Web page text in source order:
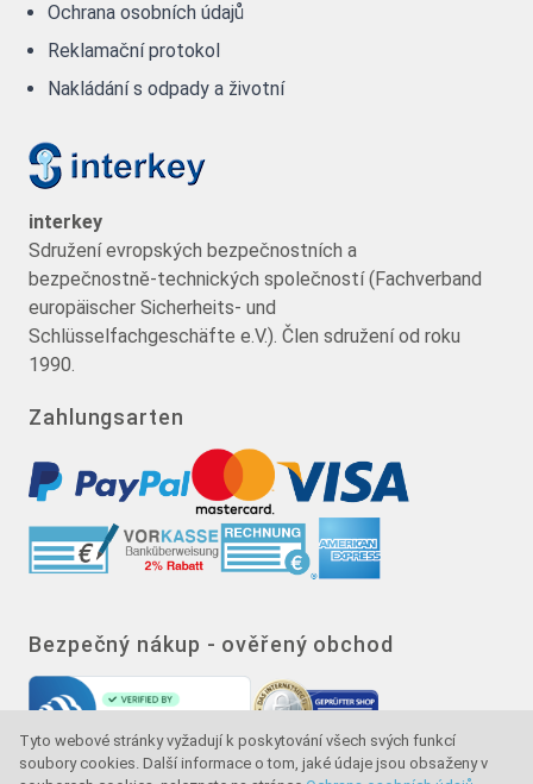
Tyto webové stránky vyžadují k poskytování všech svých funkcí
soubory cookies. Další informace o tom, jaké údaje jsou obsaženy v
Ochrana osobních údajů
Reklamační protokol
Nakládání s odpady a životní
interkey
Sdružení evropských bezpečnostních a
bezpečnostně-technických společností (Fachverband
europäischer Sicherheits- und
Schlüsselfachgeschäfte e.V.). Člen sdružení od roku
1990.
Zahlungsarten
Bezpečný nákup - ověřený obchod